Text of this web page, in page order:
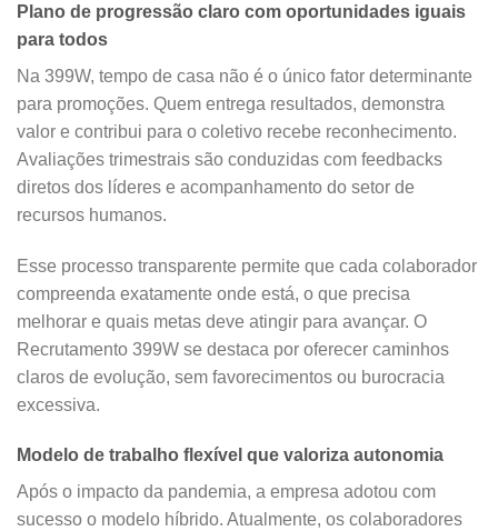
Plano de progressão claro com oportunidades iguais
para todos
Na 399W, tempo de casa não é o único fator determinante
para promoções. Quem entrega resultados, demonstra
valor e contribui para o coletivo recebe reconhecimento.
Avaliações trimestrais são conduzidas com feedbacks
diretos dos líderes e acompanhamento do setor de
recursos humanos.
Esse processo transparente permite que cada colaborador
compreenda exatamente onde está, o que precisa
melhorar e quais metas deve atingir para avançar. O
Recrutamento 399W se destaca por oferecer caminhos
claros de evolução, sem favorecimentos ou burocracia
excessiva.
Modelo de trabalho flexível que valoriza autonomia
Após o impacto da pandemia, a empresa adotou com
sucesso o modelo híbrido. Atualmente, os colaboradores